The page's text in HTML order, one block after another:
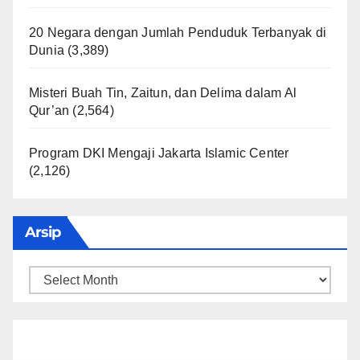
20 Negara dengan Jumlah Penduduk Terbanyak di
Dunia (3,389)
Misteri Buah Tin, Zaitun, dan Delima dalam Al
Qur’an (2,564)
Program DKI Mengaji Jakarta Islamic Center
(2,126)
Arsip
Arsip